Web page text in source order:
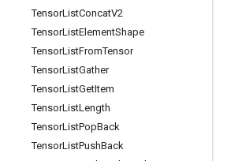
TensorListConcatV2
TensorListElementShape
TensorListFromTensor
TensorListGather
TensorListGetItem
TensorListLength
TensorListPopBack
TensorListPushBack